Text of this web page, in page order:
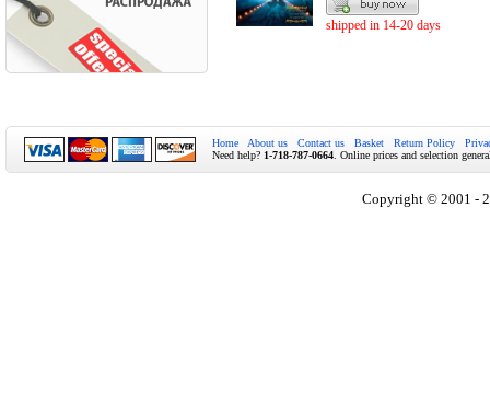
shipped in 14-20 days
Home About us Contact us Basket Return Policy
Need help? 1-718-787-0664 . Online prices and selection
Copyright © 2001 -